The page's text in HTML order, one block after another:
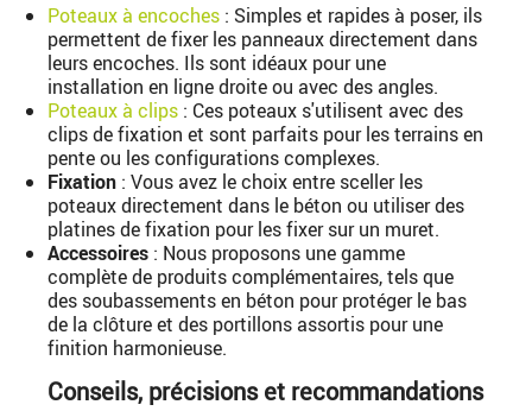
Poteaux à encoches : Simples et rapides à poser, ils
permettent de fixer les panneaux directement dans
leurs encoches. Ils sont idéaux pour une
installation en ligne droite ou avec des angles.
Poteaux à clips : Ces poteaux s'utilisent avec des
clips de fixation et sont parfaits pour les terrains en
pente ou les configurations complexes.
Fixation : Vous avez le choix entre sceller les
poteaux directement dans le béton ou utiliser des
platines de fixation pour les fixer sur un muret.
Accessoires : Nous proposons une gamme
complète de produits complémentaires, tels que
des soubassements en béton pour protéger le bas
de la clôture et des portillons assortis pour une
finition harmonieuse.
Conseils, précisions et recommandations